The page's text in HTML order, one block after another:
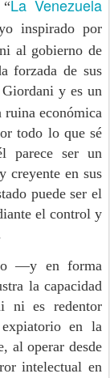
La Venezuela
inspirado por
al gobierno de
forzada de sus
Giordani y es un
ruina económica
todo lo que sé
parece ser un
creyente en sus
puede ser el
el control y
—y en forma
la capacidad
ni es redentor
en la
al operar desde
intelectual en